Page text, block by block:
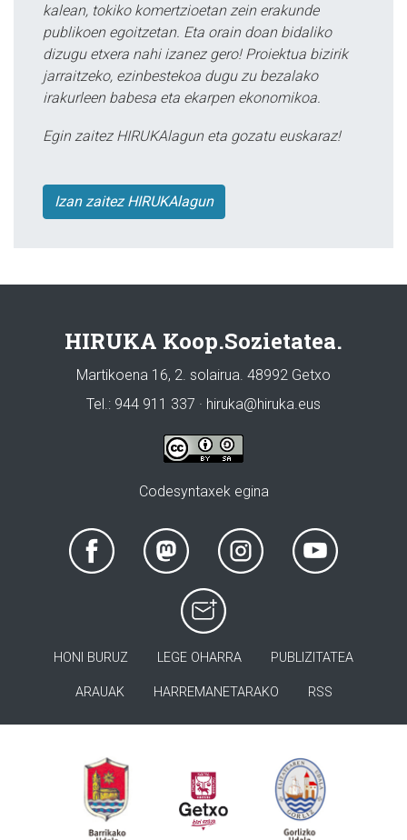
kalean, tokiko komertzioetan zein erakunde
publikoen egoitzetan. Eta orain doan bidaliko
dizugu etxera nahi izanez gero! Proiektua bizirik
jarraitzeko, ezinbestekoa dugu zu bezalako
irakurleen babesa eta ekarpen ekonomikoa.
Egin zaitez HIRUKAlagun eta gozatu euskaraz!
Izan zaitez HIRUKAlagun
HIRUKA Koop.Sozietatea.
Martikoena 16, 2. solairua. 48992 Getxo
Tel.: 944 911 337 · hiruka@hiruka.eus
Codesyntaxek egina
HONI BURUZ LEGE OHARRA PUBLIZITATEA
ARAUAK HARREMANETARAKO RSS